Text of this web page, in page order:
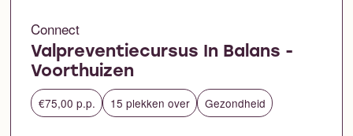
Connect
Valpreventiecursus In Balans -
Voorthuizen
€75,00 p.p. 15 plekken over Gezondheid